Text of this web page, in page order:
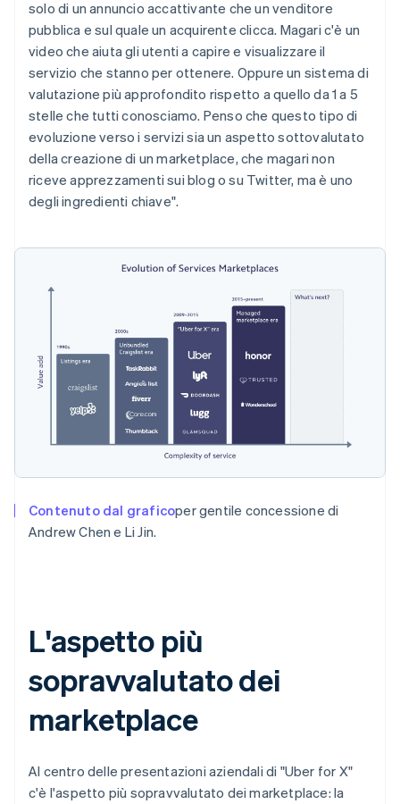
solo di un annuncio accattivante che un venditore
pubblica e sul quale un acquirente clicca. Magari c'è un
video che aiuta gli utenti a capire e visualizzare il
servizio che stanno per ottenere. Oppure un sistema di
valutazione più approfondito rispetto a quello da 1 a 5
stelle che tutti conosciamo. Penso che questo tipo di
evoluzione verso i servizi sia un aspetto sottovalutato
della creazione di un marketplace, che magari non
riceve apprezzamenti sui blog o su Twitter, ma è uno
degli ingredienti chiave".
Contenuto dal graficoper gentile concessione di
Andrew Chen e Li Jin.
L'aspetto più
sopravvalutato dei
marketplace
Al centro delle presentazioni aziendali di "Uber for X"
c'è l'aspetto più sopravvalutato dei marketplace: la